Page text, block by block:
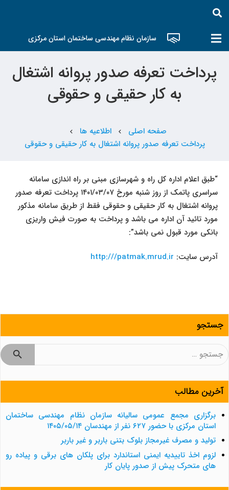
سازمان نظام مهندسی ساختمان استان مرکزی
پرداخت تعرفه صدور پروانه اشتغال
به کار حقیقی و حقوقی
صفحه اصلی chevron_left اطلاعیه ها chevron_left
پرداخت تعرفه صدور پروانه اشتغال به کار حقیقی و حقوقی
“طبق اعلام اداره کل راه و شهرسازی مبنی بر راه اندازی سامانه
سراسری پاتمک از روز شنبه مورخ ۱۴۰۱/۰۳/۰۷ پرداخت تعرفه صدور
پروانه اشتغال به کار حقیقی و حقوقی فقط از طریق سامانه مذکور
مورد تائید آن اداره می باشد و پرداخت به صورت فیش واریزی
بانکی مورد قبول نمی باشد”:
آدرس سایت: http:///patmak.mrud.ir
جستجو
جستجو
آخرین مطالب
برگزاری مجمع عمومی سالیانه سازمان نظام مهندسی ساختمان
استان مرکزی با حضور ۶۲۷ نفر از مهندسان ۱۴۰۵/۰۵/۱۴
تولید و مصرف غیرمجاز بلوک بتنی باربر و غیر باربر
لزوم اخذ تاییدیه ایمنی استاندارد برای پلکان های برقی و پیاده رو
های متحرک پیش از صدور پایان کار